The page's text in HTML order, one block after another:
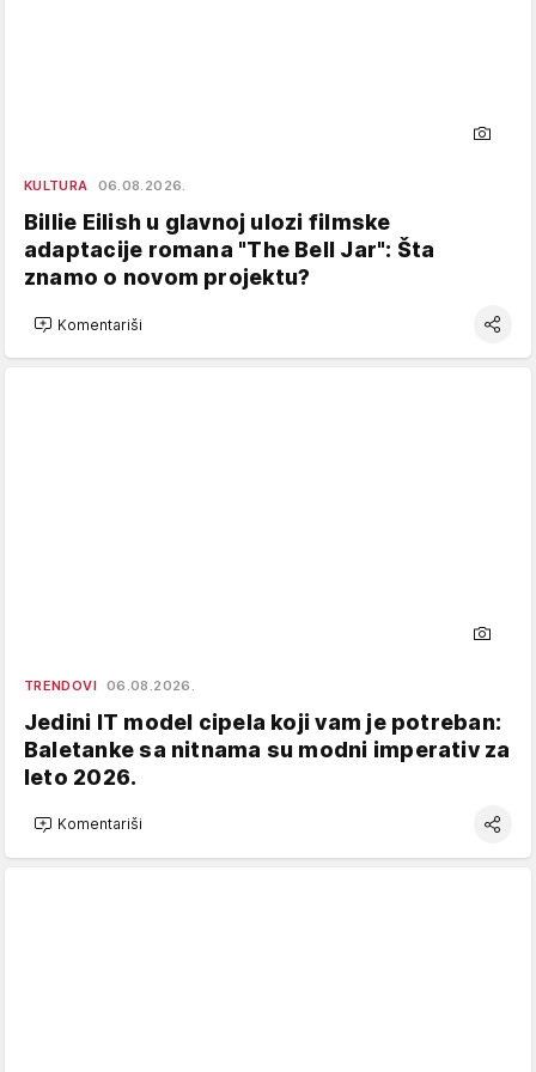
KULTURA 06.08.2026.
Billie Eilish u glavnoj ulozi filmske
adaptacije romana "The Bell Jar": Šta
znamo o novom projektu?
Komentariši
TRENDOVI 06.08.2026.
Jedini IT model cipela koji vam je potreban:
Baletanke sa nitnama su modni imperativ za
leto 2026.
Komentariši